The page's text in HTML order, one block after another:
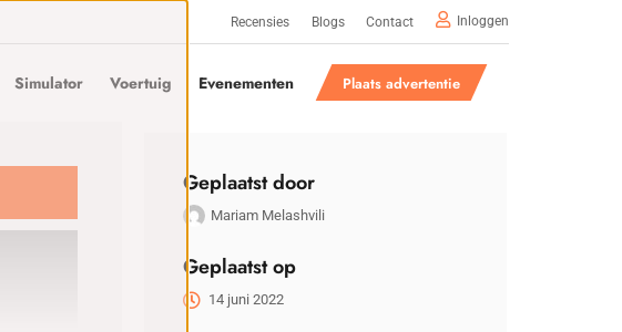
Recensies Blogs Contact Inloggen
Simulator Voertuig Evenementen Plaats advertentie
Geplaatst door
Mariam Melashvili
Geplaatst op
14 juni 2022